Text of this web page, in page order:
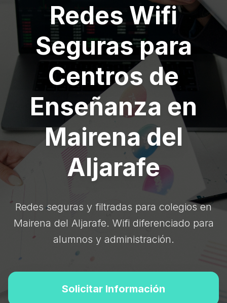
Redes Wifi
Seguras para
Centros de
Enseñanza en
Mairena del
Aljarafe
Redes seguras y filtradas para colegios en
Mairena del Aljarafe. Wifi diferenciado para
alumnos y administración.
Solicitar Información